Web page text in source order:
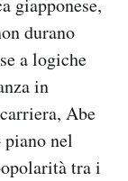
giapponese,
durano
a logiche
in
Abe
nel
tra i